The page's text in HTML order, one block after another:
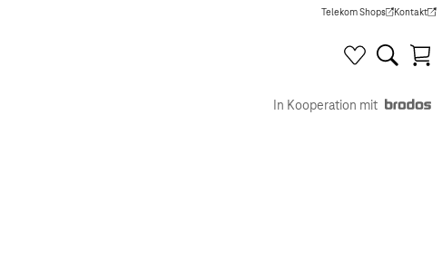
Telekom Shops
(Wird in einem neuen Tab
Kontakt
(Wird in
In Kooperation mit